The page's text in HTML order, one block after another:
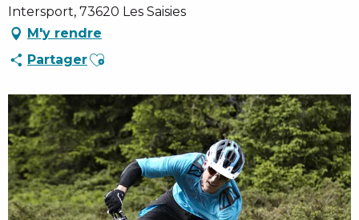
Intersport, 73620 Les Saisies
M'y rendre
PartagerAjouter aux favoris